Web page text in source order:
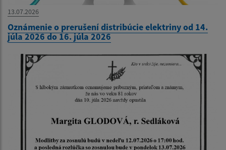
13.07.2026
Oznámenie o prerušení distribúcie elektriny od 14.
júla 2026 do 16. júla 2026